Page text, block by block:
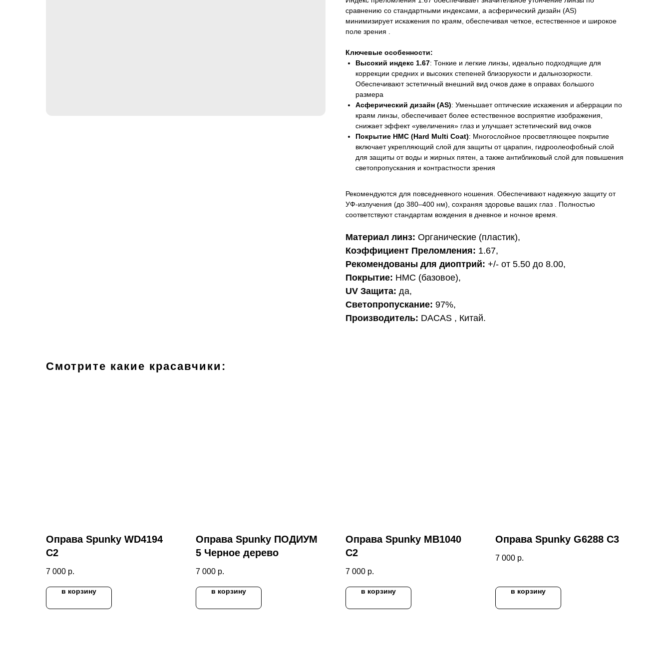
сравнению со стандартными индексами, а асферический дизайн (AS)
минимизирует искажения по краям, обеспечивая четкое, естественное и широкое
поле зрения .
Ключевые особенности:
Высокий индекс 1.67: Тонкие и легкие линзы, идеально подходящие для
коррекции средних и высоких степеней близорукости и дальнозоркости.
Обеспечивают эстетичный внешний вид очков даже в оправах большого
размера
Асферический дизайн (AS): Уменьшает оптические искажения и аберрации по
краям линзы, обеспечивает более естественное восприятие изображения,
снижает эффект «увеличения» глаз и улучшает эстетический вид очков
Покрытие HMC (Hard Multi Coat): Многослойное просветляющее покрытие
включает укрепляющий слой для защиты от царапин, гидроолеофобный слой
для защиты от воды и жирных пятен, а также антибликовый слой для повышения
светопропускания и контрастности зрения
Рекомендуются для повседневного ношения. Обеспечивают надежную защиту от
УФ-излучения (до 380–400 нм), сохраняя здоровье ваших глаз . Полностью
соответствуют стандартам вождения в дневное и ночное время.
Материал линз: Органические (пластик),
Коэффициент Преломления: 1.67,
Рекомендованы для диоптрий: +/- от 5.50 до 8.00,
Покрытие: HMC (базовое),
UV Защита: да,
Светопропускание: 97%,
Производитель: DACAS , Китай.
Смотрите какие красавчики:
Оправа Spunky WD4194
C2
7 000 р.
в корзину
Оправа Spunky ПОДИУМ
5 Черное дерево
7 000 р.
в корзину
Оправа Spunky MB1040
C2
7 000 р.
в корзину
Оправа Spunky G6288 C3
7 000 р.
в корзину